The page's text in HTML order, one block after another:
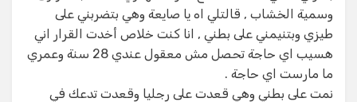
وسمية الخشاب , قالتلي اه يا صايعة وهي بتضربني على
طيزي وبتنيمني على بطني , انا كنت خلاص أخدت القرار اني
هسيب اي حاجة تحصل مش معقول عندي 28 سنة وعمري
ما مارست اي حاجة .
نمت على بطني وهي قعدت على رجليا وقعدت تدعك في